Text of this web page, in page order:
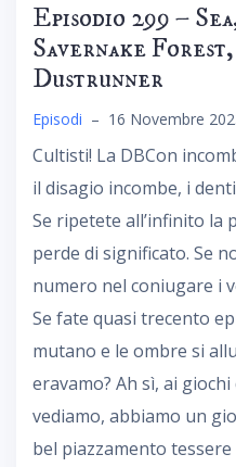
Episodio 299 –
Savernake
Dustrunner
Episodi – 16 Novembre
Cultisti! La DBCon
il disagio incombe, i
Se ripetete all’infinito la
perde di significato. Se
numero nel coniugare i
Se fate quasi trecento
mutano e le ombre si
eravamo? Ah sì, ai
vediamo, abbiamo un
bel piazzamento